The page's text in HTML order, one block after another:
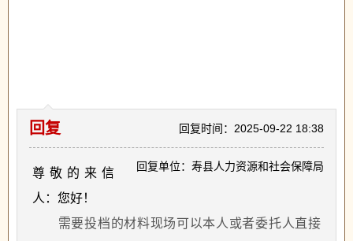
回复时间：2025-09-22 18:38
回复单位：寿县人力资源和社会保障局
回复
尊敬的来信
人：您好！
需要投档的材料现场可以本人或者委托人直接